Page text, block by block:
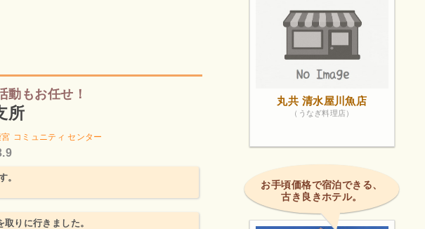
動もお任せ！
所
コミュニティ センター
。
りに行きました。
丸共 清水屋川魚店
（うなぎ料理店）
お手頃価格で宿泊できる、
古き良きホテル。